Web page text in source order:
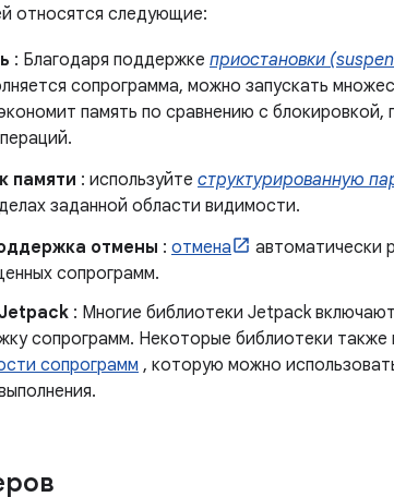
относятся следующие:
: Благодаря поддержке приостановки
сопрограмма, можно запускать
память по сравнению с
памяти : используйте структурированную
заданной области видимости.
отмены : отмена
автоматически
сопрограмм.
: Многие библиотеки Jetpack включают
сопрограмм. Некоторые библиотеки
сопрограмм , которую можно